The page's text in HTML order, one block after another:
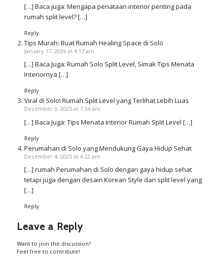
[…] Baca juga: Mengapa penataan interior penting pada
rumah split level? […]
Reply
Tips Murah: Buat Rumah Healing Space di Solo
January 17, 2026 at 4:17 am
[…] Baca Juga: Rumah Solo Split Level, Simak Tips Menata
Interiornya […]
Reply
Viral di Solo! Rumah Split Level yang Terlihat Lebih Luas
December 9, 2025 at 7:34 am
[…] Baca Juga: Tips Menata Interior Rumah Split Level […]
Reply
Perumahan di Solo yang Mendukung Gaya Hidup Sehat
December 4, 2025 at 4:22 am
[…] rumah Perumahan di Solo dengan gaya hidup sehat
tetapi juga dengan desain Korean Style dan split level yang
[…]
Reply
Leave a Reply
Want to join the discussion?
Feel free to contribute!